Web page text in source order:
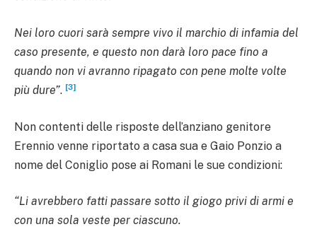
Nei loro cuori sarà sempre vivo il marchio di infamia del
caso presente, e questo non darà loro pace fino a
quando non vi avranno ripagato con pene molte volte
più dure”. [3]
Non contenti delle risposte dell’anziano genitore
Erennio venne riportato a casa sua e Gaio Ponzio a
nome del Coniglio pose ai Romani le sue condizioni:
“Li avrebbero fatti passare sotto il giogo privi di armi e
con una sola veste per ciascuno.